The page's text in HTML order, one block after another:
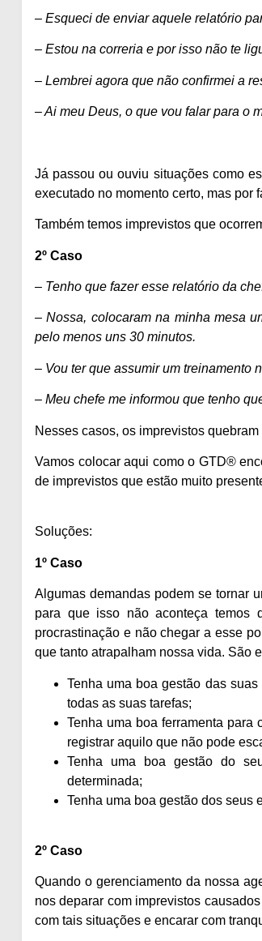
– Esqueci de enviar aquele relatório
– Estou na correria e por isso não te
– Lembrei agora que não confirmei a
– Ai meu Deus, o que vou falar para o
Já passou ou ouviu situações como
executado no momento certo, mas por
Também temos imprevistos que
2º Caso
– Tenho que fazer esse relatório da
– Nossa, colocaram na minha mesa
pelo menos uns 30 minutos.
– Vou ter que assumir um treinamento
– Meu chefe me informou que tenho
Nesses casos, os imprevistos
Vamos colocar aqui como o GTD®
de imprevistos que estão muito
Soluções:
1º Caso
Algumas demandas podem se tornar
para que isso não aconteça temos
procrastinação e não chegar a esse
que tanto atrapalham nossa vida. São
Tenha uma boa gestão das
todas as suas tarefas;
Tenha uma boa ferramenta para
registrar aquilo que não pode
Tenha uma boa gestão do
determinada;
Tenha uma boa gestão dos seus
2º Caso
Quando o gerenciamento da nossa
nos deparar com imprevistos
com tais situações e encarar com